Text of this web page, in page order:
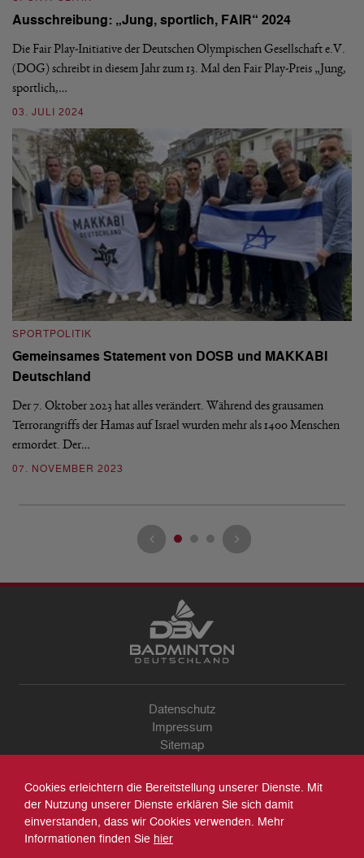
Ausschreibung: „Jung, sportlich, FAIR“ 2024
Die Fair Play-Initiative der Deutschen Olympischen Gesellschaft e.V.
(DOG) schreibt in diesem Jahr zum 13. Mal den Fair Play-Preis „Jung,
sportlich,…
03. JULI 2024
SPORTPOLITIK
Gemeinsames Statement von DOSB und MAKKABI
Deutschland
Der 7. Oktober 2023 hat alles verändert. Während des grausamen
Terrorangriffs der Hamas auf Israel wurden mehr als 1400 Menschen
ermordet. Der…
07. NOVEMBER 2023
Datenschutz
Impressum
Sitemap
Archiv
Suche
Cookies erleichtern die Bereitstellung unserer Dienste. Mit
der Nutzung unserer Dienste erklären Sie sich damit
einverstanden, dass wir Cookies verwenden. Mehr
Informationen finden Sie hier